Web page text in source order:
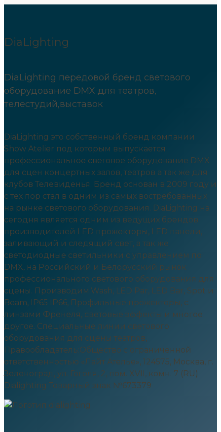
DiaLighting
DiaLighting передовой бренд светового
оборудование DMX для театров,
телестудий,выставок
DiaLighting это собственный бренд компании
Show Atelier под которым выпускается
профессиональное световое оборудование DMX
для сцен концертных залов, театров а так же для
клубов Телевиденья. Бренд основан в 2009 году и
с тех пор стал в одним из самых востребованных
на рынке светового оборудования. DiaLighting на
сегодня является одним из ведущих брендов
производителей LED прожекторы, LED панели,
заливающий и следящий свет, а так же
светодиодные светильники с управлением по
DMX, на Российский и Белорусский рынок
профессионального светового оборудования для
сцены. Производим:Wash, LED Par, LED Bar, Spot и
Beam, IP65 IP66, Профильные прожекторы, c
линзами Френеля, световые эффекты и многое
другое. Специальные линии светового
оборудования для сцены театров,
Правообладатель:Общество с ограниченной
ответственностью «Лайт Ателье», 124575, Москва, г.
Зеленоград, ул. Гоголя, 2, пом. XVII, комн. 7 (RU)
Dialighting Товарный знак №673379